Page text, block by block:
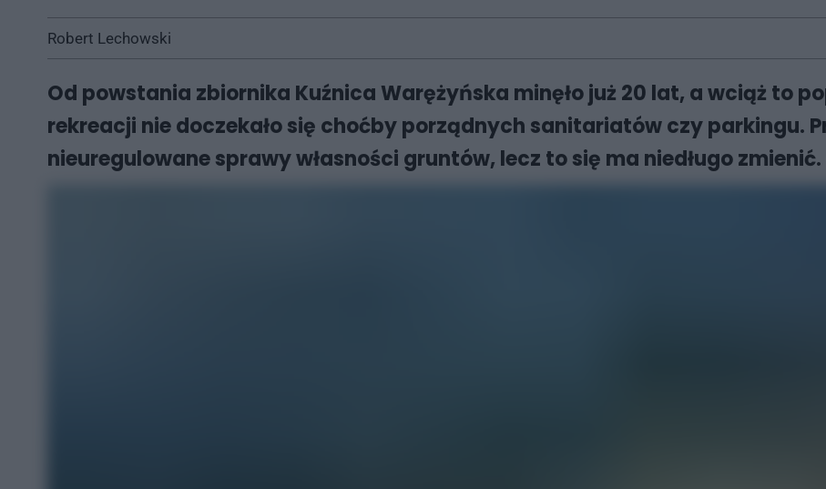
Robert Lechowski
Od powstania zbiornika Kuźnica Warężyńska minęło już 20 lat, a wciąż to
rekreacji nie doczekało się choćby porządnych sanitariatów czy parkingu.
nieuregulowane sprawy własności gruntów, lecz to się ma niedługo